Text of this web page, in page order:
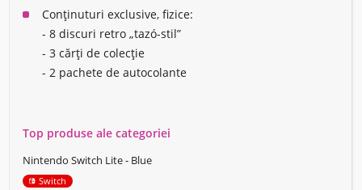
Conținuturi exclusive, fizice:
- 8 discuri retro „tazó-stil”
- 3 cărți de colecție
- 2 pachete de autocolante
Top produse ale categoriei
Nintendo Switch Lite - Blue
Switch